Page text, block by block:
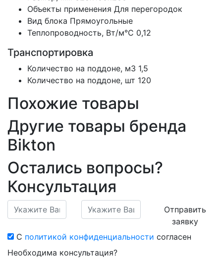
Объекты применения Для перегородок
Вид блока Прямоугольные
Теплопроводность, Вт/м°С 0,12
Транспортировка
Количество на поддоне, м3 1,5
Количество на поддоне, шт 120
Похожие товары
Другие товары бренда
Bikton
Остались вопросы?
Консультация
Отправить
заявку
С политикой конфиденциальности согласен
Необходима консультация?